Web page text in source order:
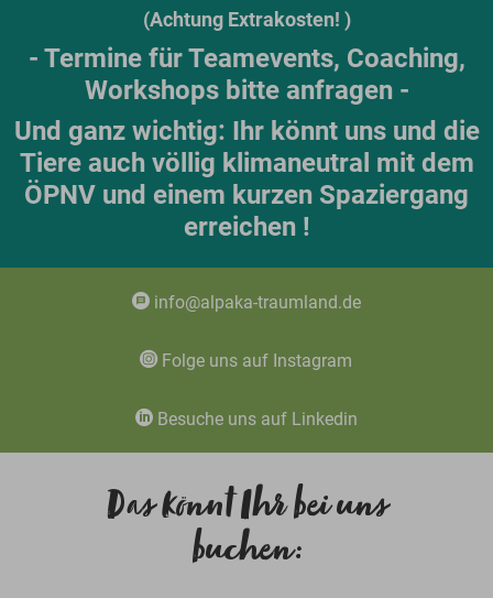
(Achtung Extrakosten! )
- Termine für Teamevents, Coaching,
Workshops bitte anfragen -
Und ganz wichtig: Ihr könnt uns und die
Tiere auch völlig klimaneutral mit dem
ÖPNV und einem kurzen Spaziergang
erreichen !
info@alpaka-traumland.de
Folge uns auf Instagram
Besuche uns auf Linkedin
Das könnt Ihr bei uns
buchen: